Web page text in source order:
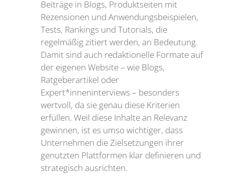
Beiträge in Blogs, Produktseiten mit
Rezensionen und Anwendungsbeispielen,
Tests, Rankings und Tutorials, die
regelmäßig zitiert werden, an Bedeutung.
Damit sind auch redaktionelle Formate auf
der eigenen Website – wie Blogs,
Ratgeberartikel oder
Expert*inneninterviews – besonders
wertvoll, da sie genau diese Kriterien
erfüllen. Weil diese Inhalte an Relevanz
gewinnen, ist es umso wichtiger, dass
Unternehmen die Zielsetzungen ihrer
genutzten Plattformen klar definieren und
strategisch ausrichten.